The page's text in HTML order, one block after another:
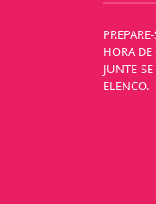
HORA DE
JUNTE-
ELENCO.